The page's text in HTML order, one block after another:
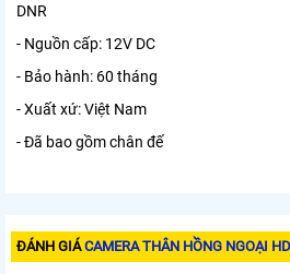
DNR
- Nguồn cấp: 12V DC
- Bảo hành: 60 tháng
- Xuất xứ: Việt Nam
- Đã bao gồm chân đế
ĐÁNH GIÁCAMERA THÂN HỒNG NGOẠI